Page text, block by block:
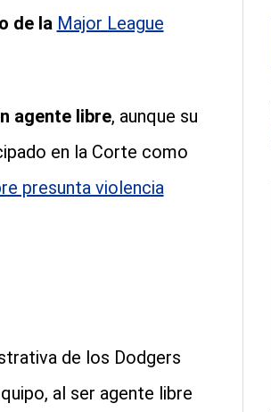
de la Major League
agente libre, aunque su
en la Corte como
presunta violencia
de los Dodgers
al ser agente libre